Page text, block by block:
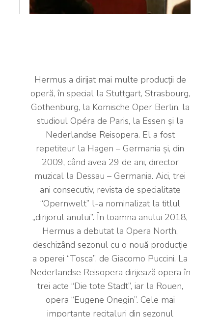
Hermus a dirijat mai multe producții de
operă, în special la Stuttgart, Strasbourg,
Gothenburg, la Komische Oper Berlin, la
studioul Opéra de Paris, la Essen și la
Nederlandse Reisopera. El a fost
repetiteur la Hagen – Germania și, din
2009, când avea 29 de ani, director
muzical la Dessau – Germania. Aici, trei
ani consecutiv, revista de specialitate
“Opernwelt” l-a nominalizat la titlul
„dirijorul anului”. În toamna anului 2018,
Hermus a debutat la Opera North,
deschizând sezonul cu o nouă producție
a operei “Tosca”, de Giacomo Puccini. La
Nederlandse Reisopera dirijează opera în
trei acte “Die tote Stadt”, iar la Rouen,
opera “Eugene Onegin”. Cele mai
importante recitaluri din sezonul